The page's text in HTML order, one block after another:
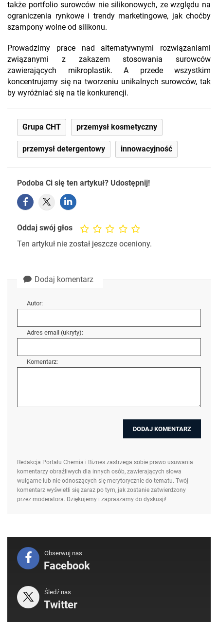
także portfolio surowców nie silikonowych, ze względu na
ograniczenia rynkowe i trendy marketingowe, jak choćby
szampony wolne od silikonu.
Prowadzimy prace nad alternatywnymi rozwiązaniami
związanymi z zakazem stosowania surowców
zawierających mikroplastik. A przede wszystkim
koncentrujemy się na tworzeniu unikalnych surowców, tak
by wyróżniać się na tle konkurencji.
Grupa CHT przemysł kosmetyczny
przemysł detergentowy innowacyjność
Podoba Ci się ten artykuł? Udostępnij!
Oddaj swój głos
Ten artykuł nie został jeszcze oceniony.
Dodaj komentarz
Autor:
Adres email (ukryty):
Komentarz:
Redakcja Portalu Chemia i Biznes zastrzega sobie prawo usuwania
komentarzy obraźliwych dla innych osób, zawierających słowa
wulgarne lub nie odnoszących się merytorycznie do tematu. Twój
komentarz wyświetli się zaraz po tym, jak zostanie zatwierdzony
przez moderatora. Dziękujemy i zapraszamy do dyskusji!
Obserwuj nas
Facebook
Śledź nas
Twitter